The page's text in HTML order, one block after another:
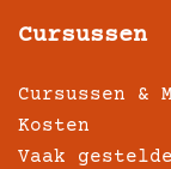
Cursussen
Cursussen &
Kosten
Vaak